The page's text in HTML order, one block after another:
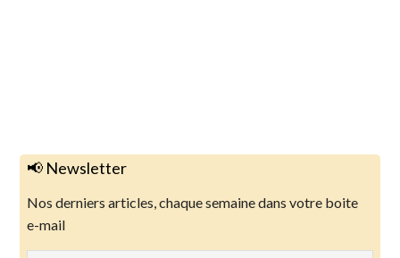
📢 Newsletter
Nos derniers articles, chaque semaine dans votre boite
e-mail